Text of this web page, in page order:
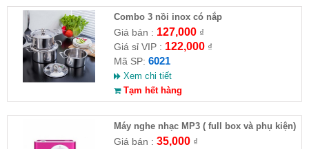
Combo 3 nồi inox có nắp
Giá bán : 127,000₫
Giá sỉ VIP : 122,000₫
Mã SP: 6021
Xem chi tiết
Tạm hết hàng
Máy nghe nhạc MP3 ( full box và phụ kiện)
Giá bán : 35,000₫